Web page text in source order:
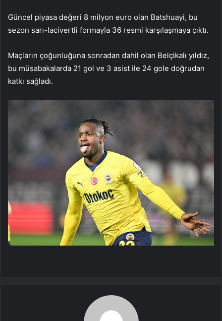
Güncel piyasa değeri 8 milyon euro olan Batshuayi, bu
sezon sarı-lacivertli formayla 36 resmi karşılaşmaya çıktı.
Maçların çoğunluğuna sonradan dahil olan Belçikalı yıldız,
bu müsabakalarda 21 gol ve 3 asist ile 24 gole doğrudan
katkı sağladı.